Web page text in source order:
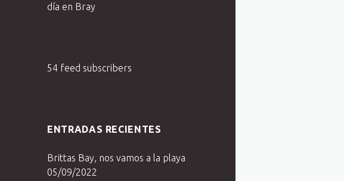
día en Bray
54 feed subscribers
ENTRADAS RECIENTES
Brittas Bay, nos vamos a la playa
05/09/2022